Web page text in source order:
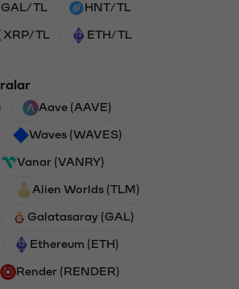
GAL/TL HNT/TL
XRP/TL ETH/TL
Aave (AAVE)
Waves (WAVES)
Vanar (VANRY)
Alien Worlds (TLM)
Galatasaray (GAL)
Ethereum (ETH)
Render (RENDER)